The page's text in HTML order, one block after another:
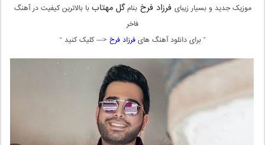
موزیک جدید و بسیار زیبای فرزاد فرخبنامگل مهتاببا بالاترین کیفیت در آهنگ
فاخر
” برای دانلود آهنگ هایفرزاد فرخ <— کلیک کنید “